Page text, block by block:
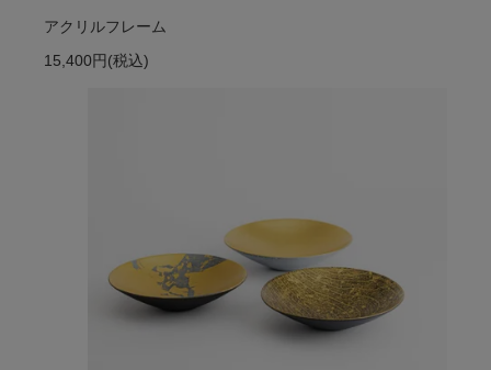
アクリルフレーム
15,400円 (税込)